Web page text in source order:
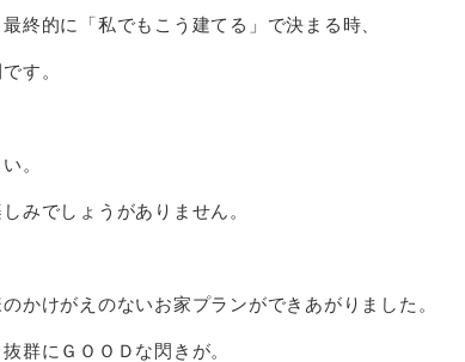
終的に「私でもこう建てる」で決まる時、
す。
。
みでしょうがありません。
かけがえのないお家プランができあがりました。
群にＧＯＯＤな閃きが。